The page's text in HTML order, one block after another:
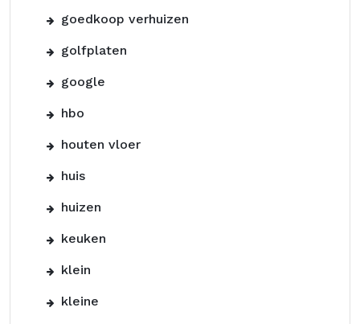
goedkoop verhuizen
golfplaten
google
hbo
houten vloer
huis
huizen
keuken
klein
kleine